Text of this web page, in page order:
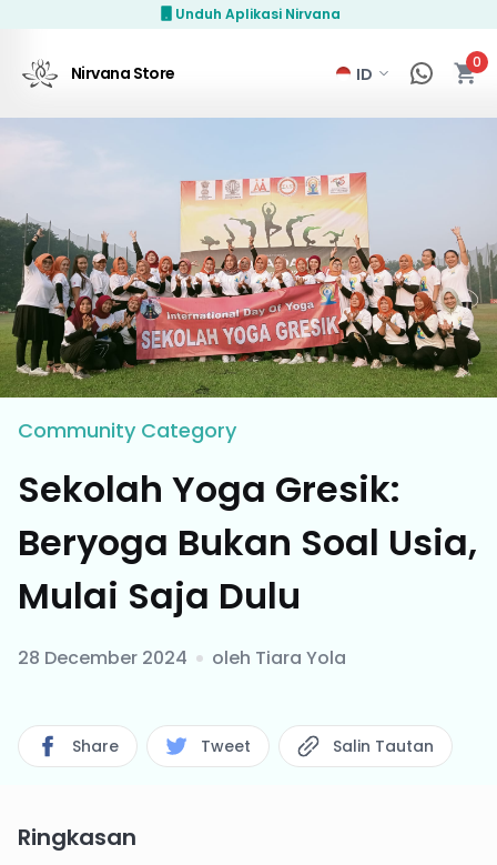
Unduh Aplikasi Nirvana
Nirvana Store 0
Community Category
Sekolah Yoga Gresik:
Beryoga Bukan Soal Usia,
Mulai Saja Dulu
28 December 2024 oleh Tiara Yola
Share Tweet Salin Tautan
Ringkasan